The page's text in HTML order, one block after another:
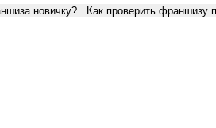
новичку? Как проверить франшизу